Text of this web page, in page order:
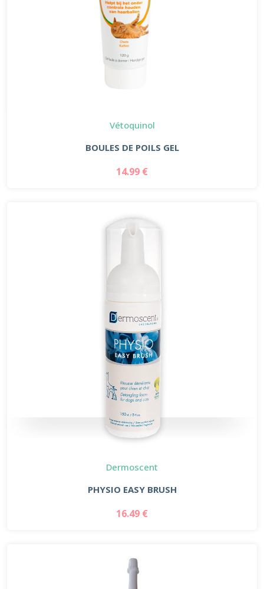
Vétoquinol
BOULES DE POILS GEL
14.99 €
Dermoscent
PHYSIO EASY BRUSH
16.49 €